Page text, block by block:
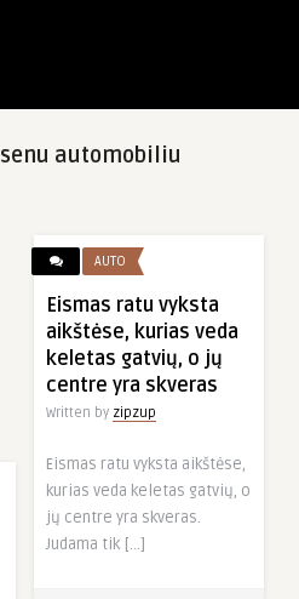
senu automobiliu
AUTO
Eismas ratu vyksta
aikštėse, kurias veda
keletas gatvių, o jų
centre yra skveras
Written by zipzup
Eismas ratu vyksta aikštėse,
kurias veda keletas gatvių, o
jų centre yra skveras.
Judama tik […]